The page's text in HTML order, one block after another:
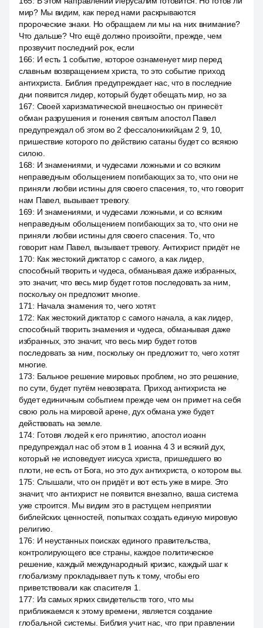
мир? Мы видим, как перед нами раскрываются
пророческие знаки. Но обращаем ли мы на них внимание?
Что дальше? Что ещё должно произойти, прежде, чем
прозвучит последний рок, если
166: И есть 1 событие, которое ознаменует мир перед
славным возвращением христа, то это событие приход
антихриста. Библия предупреждает нас, что в последние
дни появится лидер, который будет обещать мир, но за
167: Своей харизматической внешностью он принесёт
обман разрушения и гонения святым апостол Павел
предупреждал об этом во 2 фессалоникийцам 2 9, 10,
пришествие которого по действию сатаны будет со всякою
силою.
168: И знамениями, и чудесами ложными и со всяким
неправедным обольщением погибающих за то, что они не
приняли любви истины для своего спасения, то, что говорит
нам Павел, вызывает тревогу.
169: И знамениями, и чудесами ложными, и со всяким
неправедным обольщением погибающих за то, что они не
приняли любви истины для своего спасения. То, что
говорит нам Павел, вызывает тревогу. Антихрист придёт не
170: Как жестокий диктатор с самого, а как лидер,
способный творить и чудеса, обманывая даже избранных,
это значит, что весь мир будет готов последовать за ним,
поскольку он предложит многие.
171 : Начала знамения то, чего хотят.
172: Как жестокий диктатор с самого начала, а как лидер,
способный творить знамения и чудеса, обманывая даже
избранных, это значит, что весь мир будет готов
последовать за ним, поскольку он предложит то, чего хотят
многие.
173: Бальное решение мировых проблем, но это решение,
по сути, будет путём невозврата. Приход антихриста не
будет единичным событием прежде чем он примет на себя
свою роль на мировой арене, дух обмана уже будет
действовать на земле.
174: Готовя людей к его принятию, апостол иоанн
предупреждал нас об этом в 1 иоанна 4 3 и всякий дух,
который не исповедует иисуса христа, пришедшего во
плоти, не есть от Бога, но это дух антихриста, о котором вы.
175: Слышали, что он придёт и вот есть уже в мире. Это
значит, что антихрист не появится внезапно, ваша система
уже строится. Мы видим это в растущем неприятии
библейских ценностей, попытках создать единую мировую
религию.
176: И неустанных поисках единого правительства,
контролирующего все страны, каждое политическое
решение, каждый международный кризис, каждый шаг к
глобализму прокладывает путь к тому, чтобы его
приветствовали как спасителя 1.
177: Из самых ярких свидетельств того, что мы
приближаемся к этому времени, является создание
глобальной системы. Библия учит нас, что при правлении